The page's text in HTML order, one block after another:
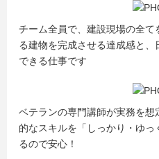
就活のスタートダッシュには
ZOOMにて行う完全オンライ
もっと日研を知ってみたいと
ください♪
□ 27卒学生対象 日経就職ラ
入り！
□ スタッフ数24,300名、拠点
チーム全員で、建設現場の全
る建物を完成させる達成感と
できる仕事です
ベテランの専門講師が実務を
的なスキルを「しっかり・ゆ
るので安心！